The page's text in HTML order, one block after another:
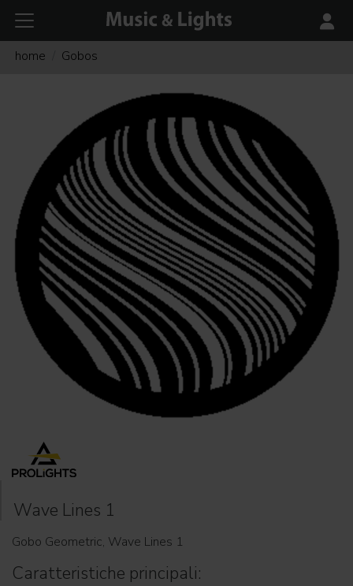
home Gobos
Wave Lines 1
Gobo Geometric, Wave Lines 1
Caratteristiche principali: